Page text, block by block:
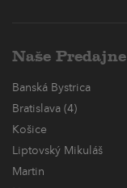
Naše Predajne
Banská Bystrica
Bratislava (4)
Košice
Liptovský Mikuláš
Martin